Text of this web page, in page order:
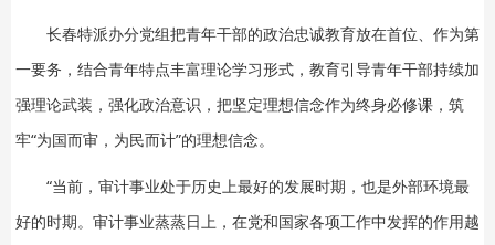
长春特派办分党组把青年干部的政治忠诚教育放在首位、作为第
一要务，结合青年特点丰富理论学习形式，教育引导青年干部持续加
强理论武装，强化政治意识，把坚定理想信念作为终身必修课，筑
牢“为国而审，为民而计”的理想信念。
“当前，审计事业处于历史上最好的发展时期，也是外部环境最
好的时期。审计事业蒸蒸日上，在党和国家各项工作中发挥的作用越